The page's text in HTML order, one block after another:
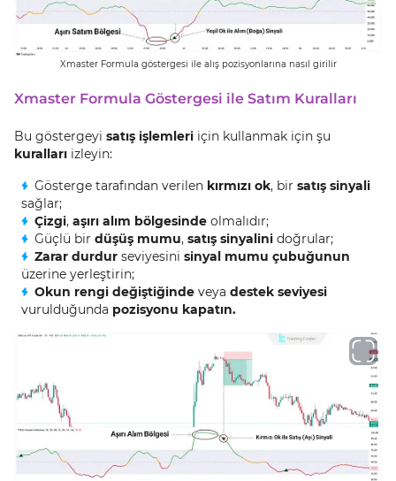
Xmaster Formula göstergesi ile alış pozisyonlarına nasıl girilir
Xmaster Formula Göstergesi ile Satım Kuralları
Bu göstergeyi satış işlemleri için kullanmak için şu
kuralları izleyin:
Gösterge tarafından verilen kırmızı ok, bir satış sinyali
sağlar;
Çizgi, aşırı alım bölgesinde olmalıdır;
Güçlü bir düşüş mumu, satış sinyalini doğrular;
Zarar durdur seviyesini sinyal mumu çubuğunun
üzerine yerleştirin;
Okun rengi değiştiğinde veya destek seviyesi
vurulduğunda pozisyonu kapatın.